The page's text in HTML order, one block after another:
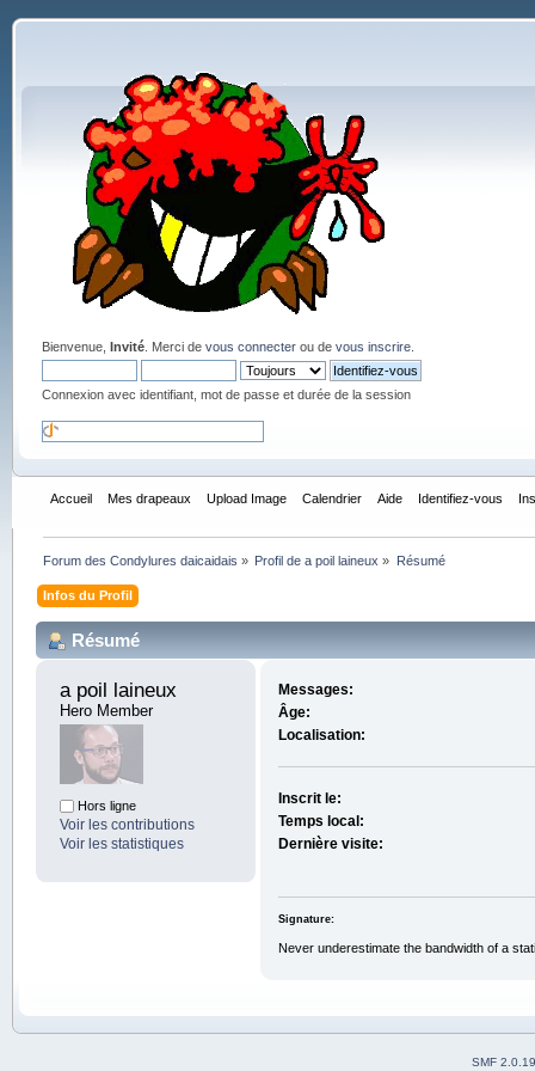
Bienvenue, Invité. Merci de vous connecterou de vous inscrire.
Connexion avec identifiant, mot de passe et durée de la session
Accueil Mes drapeaux Upload Image Calendrier Aide Identifiez-vous
Forum des Condylures daicaidais » Profil de a poil laineux » Résumé
Infos du Profil
Résumé
a poil laineux
Hero Member
Hors ligne
Voir les contributions
Voir les statistiques
Messages:
Âge:
Localisation:
Inscrit le:
Temps local:
Dernière visite:
Signature:
Never underestimate the bandwidth of a
SMF 2.0.19